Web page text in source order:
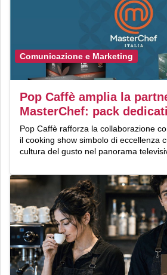
Comunicazione e Marketing
Pop Caffè amplia la
MasterChef: pack
Pop Caffè rafforza la collaborazione
il cooking show simbolo di eccellenza
cultura del gusto nel panorama